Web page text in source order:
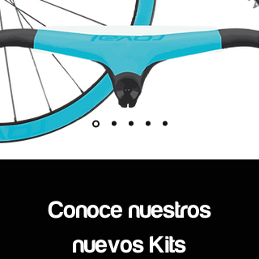
Conoce nuestros
nuevos Kits